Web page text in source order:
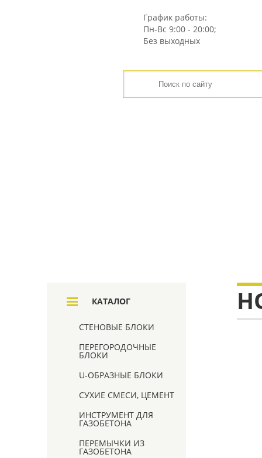
График работы:
Пн-Вс 9:00 - 20:00;
Без выходных
КАТАЛОГ
СТЕНОВЫЕ БЛОКИ
ПЕРЕГОРОДОЧНЫЕ
БЛОКИ
U-ОБРАЗНЫЕ БЛОКИ
СУХИЕ СМЕСИ, ЦЕМЕНТ
ИНСТРУМЕНТ ДЛЯ
ГАЗОБЕТОНА
ПЕРЕМЫЧКИ ИЗ
ГАЗОБЕТОНА